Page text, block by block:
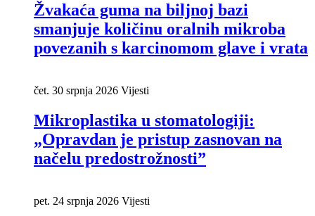
Žvakaća guma na biljnoj bazi
smanjuje količinu oralnih mikroba
povezanih s karcinomom glave i vrata
čet. 30 srpnja 2026 Vijesti
Mikroplastika u stomatologiji:
„Opravdan je pristup zasnovan na
načelu predostrožnosti”
pet. 24 srpnja 2026 Vijesti